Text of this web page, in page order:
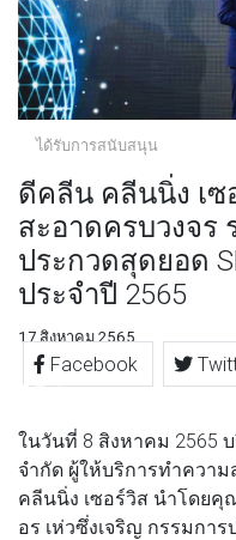
ได้รับการสนับสนุน
ดีคลีน คลีนนิ่ง เซ
สะอาดครบวงจร
ประกวดสุดยอด
ประจำปี 2565
17 สิงหาคม 2565
Facebook
ในวันที่ 8 สิงหาคม 2565
จำกัด ผู้ให้บริการทำควา
คลีนนิ่ง เซอร์วิส นำโดย
อร เห่วซึ่งเจริญ กรรมกา